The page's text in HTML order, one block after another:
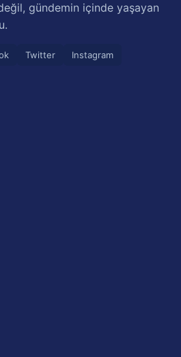
gündemin içinde yaşayan
Twitter
Instagram